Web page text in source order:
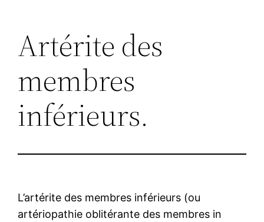
Artérite des
membres
inférieurs.
L’artérite des membres inférieurs (ou
artériopathie oblitérante des membres in